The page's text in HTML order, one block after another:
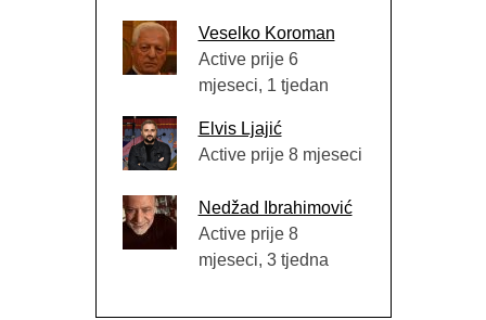
Veselko Koroman
Active prije 6
mjeseci, 1 tjedan
Elvis Ljajić
Active prije 8 mjeseci
Nedžad Ibrahimović
Active prije 8
mjeseci, 3 tjedna